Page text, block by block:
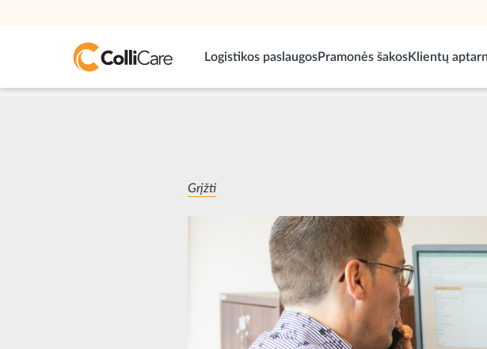
Logistikos paslaugosPramonės šakosKlientų
Grįžti